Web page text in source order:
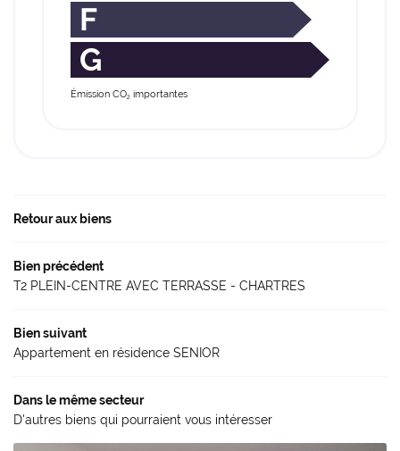
F
G
Émission CO2 importantes
Retour aux biens
Bien précédent
T2 PLEIN-CENTRE AVEC TERRASSE - CHARTRES
Bien suivant
Appartement en résidence SENIOR
Dans le même secteur
D'autres biens qui pourraient vous intéresser